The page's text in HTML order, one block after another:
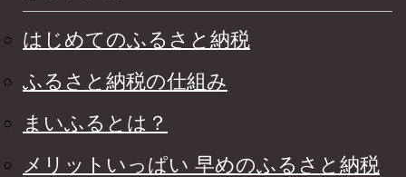
はじめてのふるさと納税
ふるさと納税の仕組み
まいふるとは？
メリットいっぱい 早めのふるさと納税